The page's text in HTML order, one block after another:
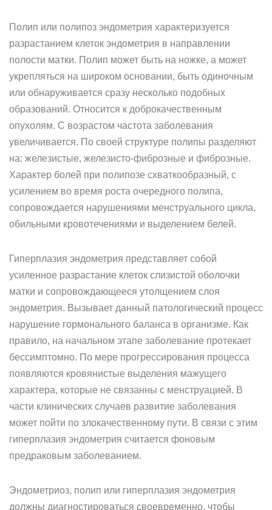
Полип или полипоз эндометрия характеризуется
разрастанием клеток эндометрия в направлении
полости матки. Полип может быть на ножке, а может
укрепляться на широком основании, быть одиночным
или обнаруживается сразу несколько подобных
образований. Относится к доброкачественным
опухолям. С возрастом частота заболевания
увеличивается. По своей структуре полипы разделяют
на: железистые, железисто-фиброзные и фиброзные.
Характер болей при полипозе схваткообразный, с
усилением во время роста очередного полипа,
сопровождается нарушениями менструального цикла,
обильными кровотечениями и выделением белей.
Гиперплазия эндометрия представляет собой
усиленное разрастание клеток слизистой оболочки
матки и сопровождающееся утолщением слоя
эндометрия. Вызывает данный патологический процесс
нарушение гормонального баланса в организме. Как
правило, на начальном этапе заболевание протекает
бессимптомно. По мере прогрессирования процесса
появляются кровянистые выделения мажущего
характера, которые не связанны с менструацией. В
части клинических случаев развитие заболевания
может пойти по злокачественному пути. В связи с этим
гиперплазия эндометрия считается фоновым
предраковым заболеванием.
Эндометриоз, полип или гиперплазия эндометрия
должны диагностироваться своевременно, чтобы